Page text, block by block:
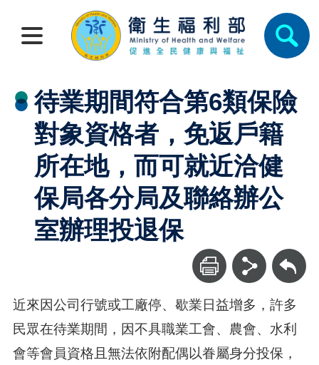
待業期間符合第6類保險
對象資格者，免返戶籍
所在地，而可就近洽健
保局各分局及聯絡辦公
室辦理投退保
回上一頁
近來因公司行號或工廠停、歇業日益增多，許多
民眾在待業期間，因不具職業工會、農會、水利
會等會員資格且無法依附配偶以眷屬身分投保，